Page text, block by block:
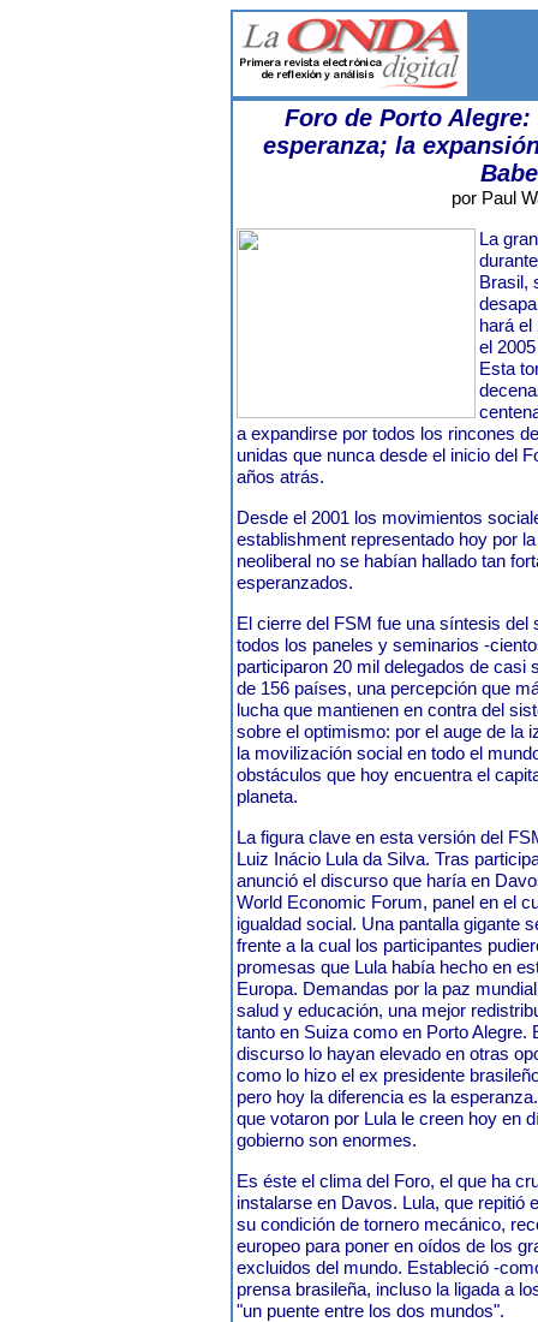
Foro de Porto
esperanza; la
por Paul
La
Brasil,
hará el
el
Esta
a expandirse por todos los rincones
unidas que nunca desde el inicio del
años atrás.
Desde el 2001 los movimientos
establishment representado hoy por
neoliberal no se habían hallado tan
esperanzados.
El cierre del FSM fue una síntesis del
todos los paneles y seminarios -
participaron 20 mil delegados de casi
de 156 países, una percepción que
lucha que mantienen en contra del
sobre el optimismo: por el auge de la
la movilización social en todo el
obstáculos que hoy encuentra el
planeta.
La figura clave en esta versión del
Luiz Inácio Lula da Silva. Tras
anunció el discurso que haría en
World Economic Forum, panel en el
igualdad social. Una pantalla gigante
frente a la cual los participantes
promesas que Lula había hecho en
Europa. Demandas por la paz
salud y educación, una mejor
tanto en Suiza como en Porto Alegre.
discurso lo hayan elevado en otras
como lo hizo el ex presidente
pero hoy la diferencia es la
que votaron por Lula le creen hoy en
gobierno son enormes.
Es éste el clima del Foro, el que ha
instalarse en Davos. Lula, que repitió
su condición de tornero mecánico,
europeo para poner en oídos de los
excluidos del mundo. Estableció -
prensa brasileña, incluso la ligada a
"un puente entre los dos mundos".